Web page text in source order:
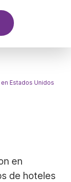
Estados Unidos
en
de hoteles